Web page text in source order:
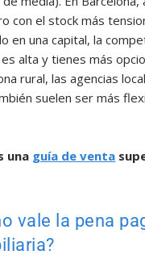
con el stock más
en una capital, la
alta y tienes más
rural, las agencias
suelen ser más
una guía de venta
vale la pena